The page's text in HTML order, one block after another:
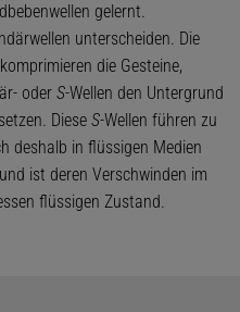
gelernt.
unterscheiden. Die
die Gesteine,
oder S-Wellen den Untergrund
Diese S-Wellen führen zu
deshalb in flüssigen Medien
ist deren Verschwinden im
flüssigen Zustand.